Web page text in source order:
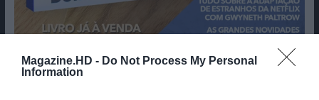
Magazine.HD - Do Not Process My Personal
Information